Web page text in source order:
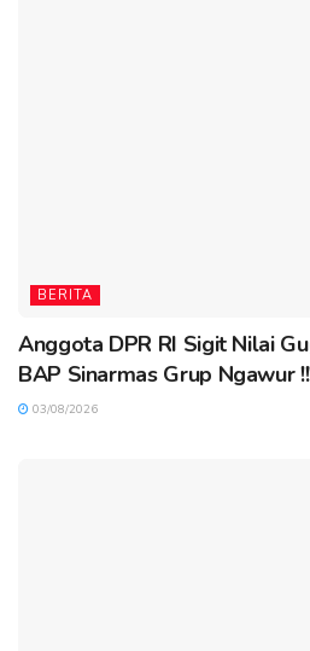
BERITA
Anggota DPR RI Sigit Nilai
BAP Sinarmas Grup Ngawur
03/08/2026